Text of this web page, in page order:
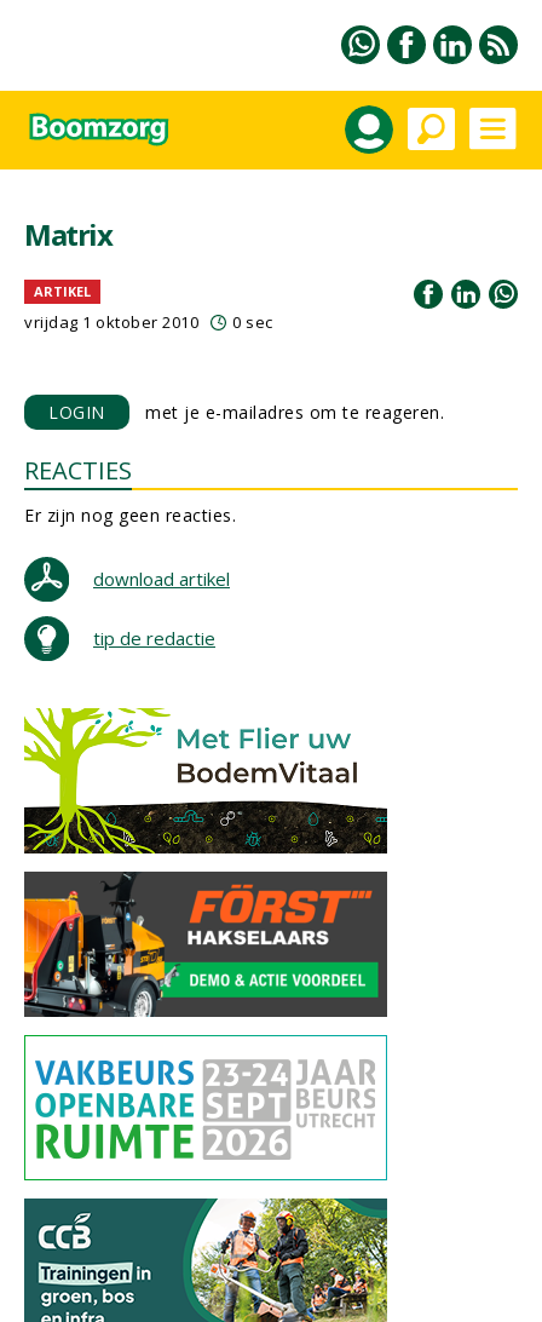
Matrix
ARTIKEL
vrijdag 1 oktober 2010 0 sec
LOGIN met je e-mailadres om te reageren.
REACTIES
Er zijn nog geen reacties.
download artikel
tip de redactie